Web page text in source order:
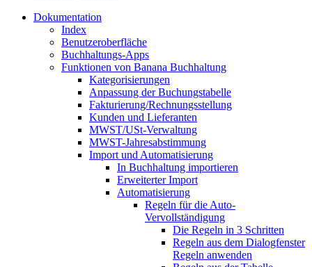
Dokumentation
Index
Benutzeroberfläche
Buchhaltungs-Apps
Funktionen von Banana Buchhaltung
Kategorisierungen
Anpassung der Buchungstabelle
Fakturierung/Rechnungsstellung
Kunden und Lieferanten
MWST/USt-Verwaltung
MWST-Jahresabstimmung
Import und Automatisierung
In Buchhaltung importieren
Erweiterter Import
Automatisierung
Regeln für die Auto-
Vervollständigung
Die Regeln in 3 Schritten
Regeln aus dem Dialogfenster
Regeln anwenden